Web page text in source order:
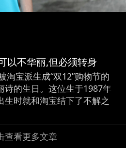
以不华丽,但必须转身
淘宝派生成“双12”购物节的
诗的生日。这位生于1987年
生时就和淘宝结下了不解之
查看更多文章